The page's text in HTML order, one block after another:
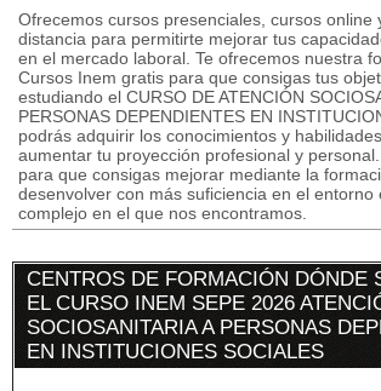
Ofrecemos cursos presenciales, cursos online
distancia para permitirte mejorar tus
en el mercado laboral. Te ofrecemos nuestra
Cursos Inem gratis para que consigas tus
estudiando el CURSO DE ATENCIÓN
PERSONAS DEPENDIENTES EN
podrás adquirir los conocimientos y
aumentar tu proyección profesional y
para que consigas mejorar mediante la
desenvolver con más suficiencia en el entorno
complejo en el que nos encontramos.
CENTROS DE FORMACIÓN DÓNDE
EL CURSO INEM SEPE 2026
SOCIOSANITARIA A PERSONAS
EN INSTITUCIONES SOCIALES